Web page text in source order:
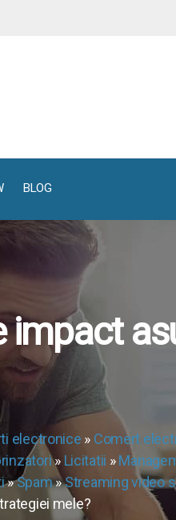
BLOG
impact
electronice » Comert
» Licitatii »
»Spam»Streaming video
mele?